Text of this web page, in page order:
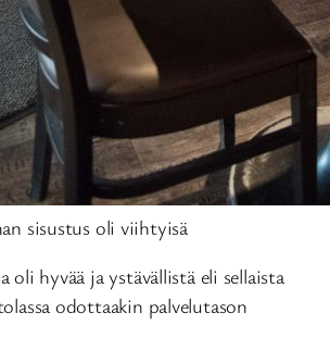
sisustus oli viihtyisä
oli hyvää ja ystävällistä eli sellaista
odottaakin palvelutason